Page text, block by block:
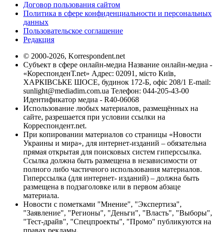
Договор пользования сайтом
Политика в сфере конфиденциальности и персональных
данных
Пользовательское соглашение
Редакция
© 2000-2026, Korrespondent.net
Субъект в сфере онлайн-медиа Название онлайн-медиа -
«КореспонденТ.net» Адрес: 02091, місто Київ,
ХАРКІВСЬКЕ ШОСЕ, будинок 172-Б, офіс 208/1 E-mail:
sunlight@mediadim.com.ua Телефон: 044-205-43-00
Идентификатор медиа - R40-06068
Использование любых материалов, размещённых на
сайте, разрешается при условии ссылки на
Корреспондент.net.
При копировании материалов со страницы «Новости
Украины и мира», для интернет-изданий – обязательна
прямая открытая для поисковых систем гиперссылка.
Ссылка должна быть размещена в независимости от
полного либо частичного использования материалов.
Гиперссылка (для интернет- изданий) – должна быть
размещена в подзаголовке или в первом абзаце
материала.
Новости с пометками "Мнение", "Экспертиза",
"Заявление", "Регионы", "Деньги", "Власть", "Выборы",
"Тест-драйв", "Спецпроекты", "Промо" публикуются на
правах рекламы.